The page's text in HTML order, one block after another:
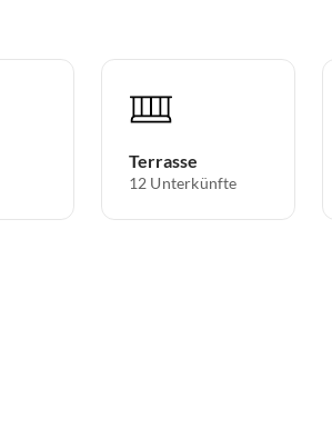
Terrasse
12 Unterkünfte